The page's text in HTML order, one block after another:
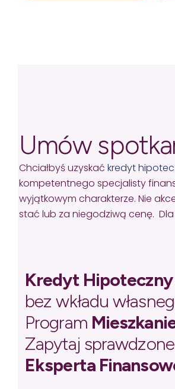
Umów
Chciałbyś uzyskać kredyt
kompetentnego specjalisty
wyjątkowym charakterze. Nie
stać lub za niegodziwą cenę.
Kredyt Hipoteczny
bez wkładu
Program
Zapytaj
Eksperta